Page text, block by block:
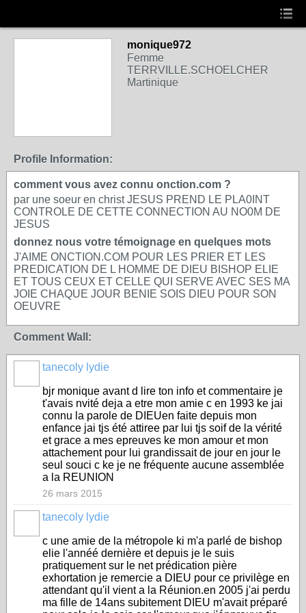
monique972
Femme
TERRVILLE.SCHOELCHER
Martinique
Profile Information:
comment vous avez connu onction.com ?
par une soeur en christ JESUS PREND LE PLA0INT
CONTROLE DE CETTE CONNECTION AU NO0M DE
JESUS
donnez nous votre témoignage en quelques mots
J'AIME ONCTION.COM POUR LES PRIER ET LES
PREDICATION DE L HOMME DE DIEU BISHOP ELIE
ET TOUS CEUX ET CELLE QUI SERVE AVEC SES MA
JOIE CHAQUE JOUR BENIE SOIS DIEU POUR SON
OEUVRE
Comment Wall:
tanecoly lydie
bjr monique avant d lire ton info et commentaire je
t'avais nvité deja a etre mon amie c en 1993 ke jai
connu la parole de DIEUen faite depuis mon
enfance jai tjs été attiree par lui tjs soif de la vérité
et grace a mes epreuves ke mon amour et mon
attachement pour lui grandissait de jour en jour le
seul souci c ke je ne fréquente aucune assemblée
a la REUNION
26 mars 2015
tanecoly lydie
c une amie de la métropole ki m'a parlé de bishop
elie l'annéé dernière et depuis je le suis
pratiquement sur le net prédication pière
exhortation je remercie a DIEU pour ce privilège en
attendant qu'il vient a la Réunion.en 2005 j'ai perdu
ma fille de 14ans subitement DIEU m'avait préparé